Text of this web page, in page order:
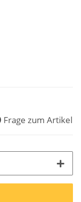
Frage zum Artikel